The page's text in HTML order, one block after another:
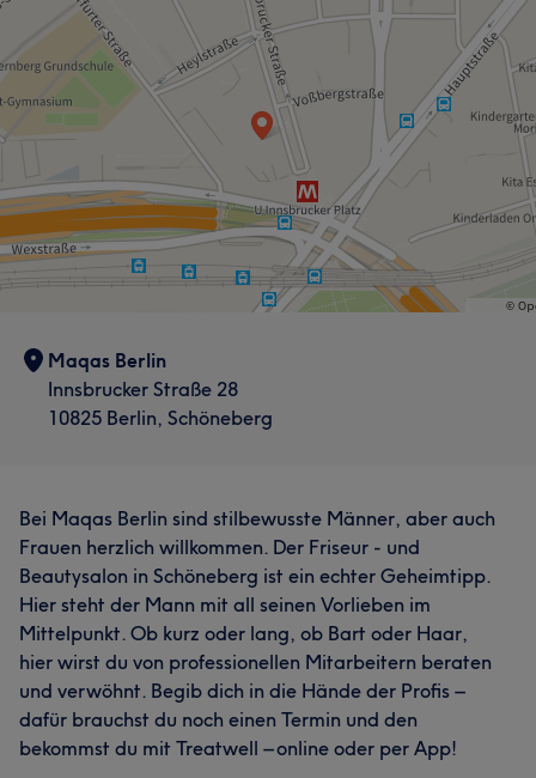
Was unsere Kunden über Natalie sagen
Professionell 8 Kompetent 5
Friseur
Maqas Berlin
Innsbrucker Straße 28
10825 Berlin, Schöneberg
Bei Maqas Berlin sind stilbewusste Männer, aber auch
Frauen herzlich willkommen. Der Friseur - und
Beautysalon in Schöneberg ist ein echter Geheimtipp.
Hier steht der Mann mit all seinen Vorlieben im
Mittelpunkt. Ob kurz oder lang, ob Bart oder Haar,
hier wirst du von professionellen Mitarbeitern beraten
und verwöhnt. Begib dich in die Hände der Profis –
dafür brauchst du noch einen Termin und den
bekommst du mit Treatwell – online oder per App!